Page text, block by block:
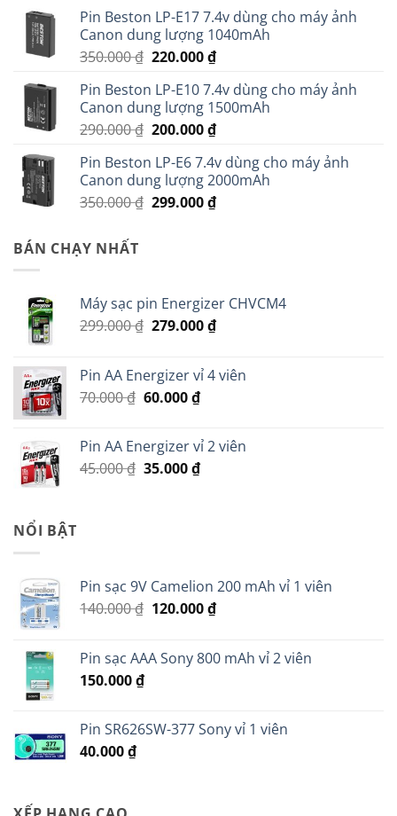
Pin Beston LP-E17 7.4v dùng cho máy ảnh
Canon dung lượng 1040mAh
350.000₫ Giá
là:
350.000 ₫.
220.000₫Giá
tại
là:
220.000 ₫.
Pin Beston LP-E10 7.4v dùng cho máy ảnh
Canon dung lượng 1500mAh
290.000₫ Giá
là:
290.000 ₫.
200.000₫Giá
tại
là:
200.000 ₫.
Pin Beston LP-E6 7.4v dùng cho máy ảnh
Canon dung lượng 2000mAh
350.000₫ Giá
299.000₫Giá
BÁN CHẠY NHẤT
Máy sạc pin Energizer CHVCM4
299.000₫ Giá
299.000 ₫.
279.000₫Giá
là:
Pin AA Energizer vỉ 4 viên
70.000₫ Giá
70.000 ₫.
60.000₫Giá
tại
là:
60.000 ₫.
Pin AA Energizer vỉ 2 viên
45.000₫ Giá
35.000₫Giá
NỔI BẬT
Pin sạc 9V Camelion 200 mAh vỉ 1 viên
140.000₫ Giá
140.000 ₫.
120.000₫Giá
là:
Pin sạc AAA Sony 800 mAh vỉ 2 viên
150.000₫
Pin SR626SW-377 Sony vỉ 1 viên
40.000₫